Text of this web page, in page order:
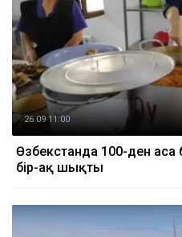
26.09 11:00
Өзбекстанда 100-ден аса
бір-ақ шықты